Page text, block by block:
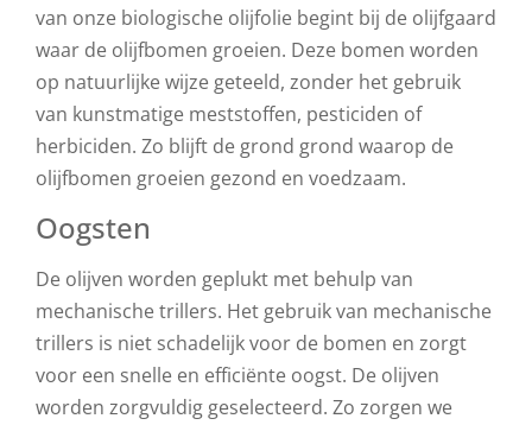
van onze biologische olijfolie begint bij de olijfgaard
waar de olijfbomen groeien. Deze bomen worden
op natuurlijke wijze geteeld, zonder het gebruik
van kunstmatige meststoffen, pesticiden of
herbiciden. Zo blijft de grond grond waarop de
olijfbomen groeien gezond en voedzaam.
Oogsten
De olijven worden geplukt met behulp van
mechanische trillers. Het gebruik van mechanische
trillers is niet schadelijk voor de bomen en zorgt
voor een snelle en efficiënte oogst. De olijven
worden zorgvuldig geselecteerd. Zo zorgen we